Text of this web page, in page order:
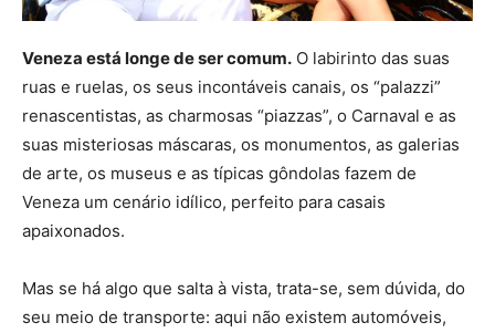
Veneza está longe de ser comum. O labirinto das suas
ruas e ruelas, os seus incontáveis canais, os “palazzi”
renascentistas, as charmosas “piazzas”, o Carnaval e as
suas misteriosas máscaras, os monumentos, as galerias
de arte, os museus e as típicas gôndolas fazem de
Veneza um cenário idílico, perfeito para casais
apaixonados.
Mas se há algo que salta à vista, trata-se, sem dúvida, do
seu meio de transporte: aqui não existem automóveis,